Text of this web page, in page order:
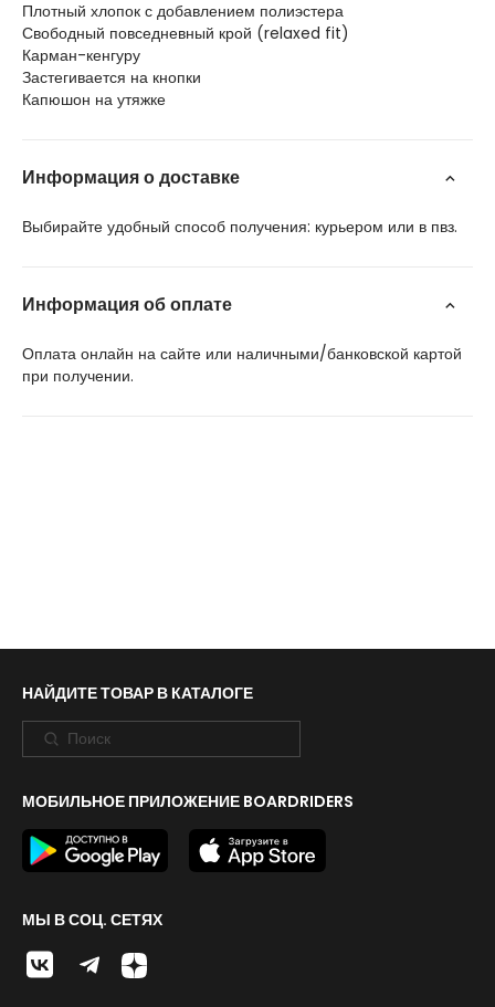
Плотный хлопок с добавлением полиэстера
Свободный повседневный крой (relaxed fit)
Карман-кенгуру
Застегивается на кнопки
Капюшон на утяжке
Информация о доставке
Выбирайте удобный способ получения: курьером или в пвз.
Информация об оплате
Оплата онлайн на сайте или наличными/банковской картой
при получении.
НАЙДИТЕ ТОВАР В КАТАЛОГЕ
МОБИЛЬНОЕ ПРИЛОЖЕНИЕ BOARDRIDERS
МЫ В СОЦ. СЕТЯХ